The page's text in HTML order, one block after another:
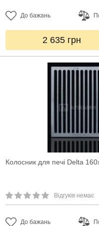
До бажань
2 635 грн
Колосник для печі Delta
Відгуків немає
До бажань